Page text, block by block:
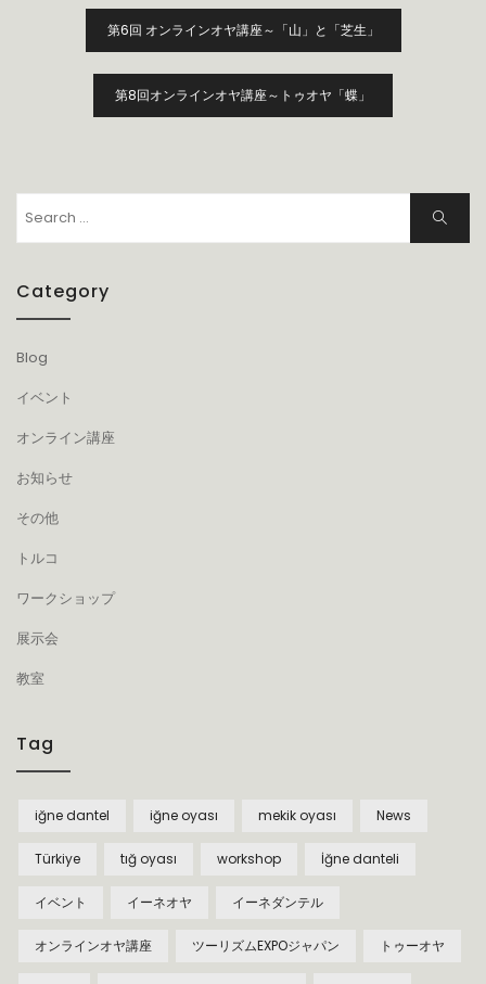
ョ
ン
第6回 オンラインオヤ講座～「山」と「芝生」
第8回オンラインオヤ講座～トゥオヤ「蝶」
Search
for:
Search
Category
Blog
イベント
オンライン講座
お知らせ
その他
トルコ
ワークショップ
展示会
教室
Tag
iğne dantel iğne oyası mekik oyası News
Türkiye tığ oyası workshop İğne danteli
イベント イーネオヤ イーネダンテル
オンラインオヤ講座 ツーリズムEXPOジャパン トゥーオヤ